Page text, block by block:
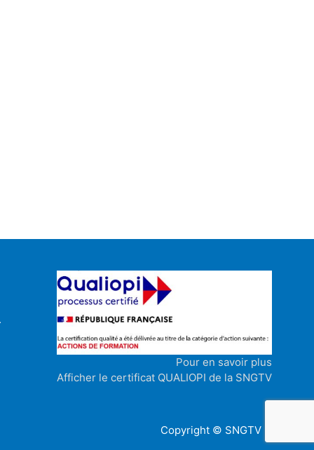
Pour en savoir plus
Afficher le certificat QUALIOPI de la SNGTV
Copyright © SNGTV